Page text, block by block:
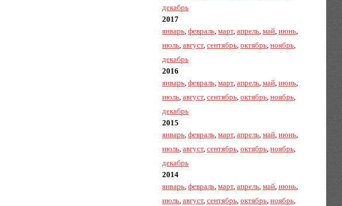
декабрь
2017
январь,февраль,март,апрель,май,июнь,
июль,август,сентябрь,октябрь,ноябрь,
декабрь
2016
январь,февраль,март,апрель,май,июнь,
июль,август,сентябрь,октябрь,ноябрь,
декабрь
2015
январь,февраль,март,апрель,май,июнь,
июль,август,сентябрь,октябрь,ноябрь,
декабрь
2014
январь,февраль,март,апрель,май,июнь,
июль,август,сентябрь,октябрь,ноябрь,